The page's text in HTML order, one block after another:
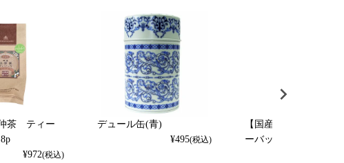
仲茶 ティー
¥972(税込)
デュール缶(青)
¥495(税込)
【国産】コーン茶 テ
ーバッグ4g×8p